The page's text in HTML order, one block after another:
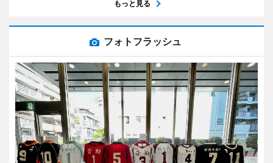
もっと見る
フォトフラッシュ